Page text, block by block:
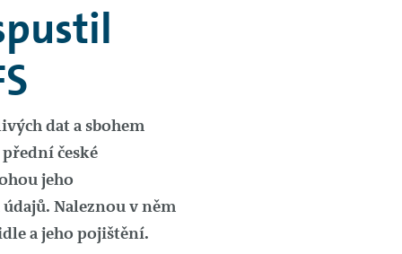
dat a sbohem
české
jeho
Naleznou v něm
a jeho pojištění.